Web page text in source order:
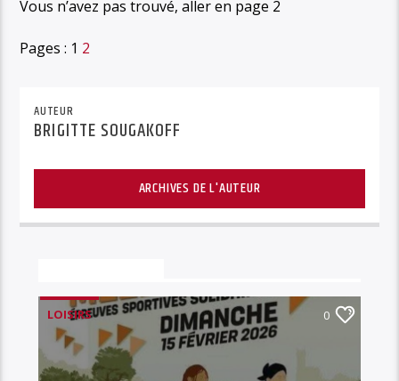
Vous n’avez pas trouvé, aller en page 2
Pages : 1 2
AUTEUR
BRIGITTE SOUGAKOFF
ARCHIVES DE L'AUTEUR
LOISIRS 0